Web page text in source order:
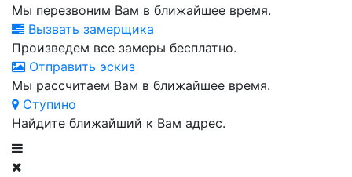
Мы перезвоним Вам в ближайшее время.
Вызвать замерщика
Произведем все замеры бесплатно.
Отправить эскиз
Мы рассчитаем Вам в ближайшее время.
Ступино
Найдите ближайший к Вам адрес.